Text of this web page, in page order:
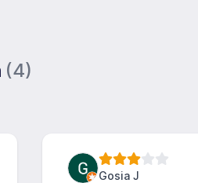
(4)
Gosia J